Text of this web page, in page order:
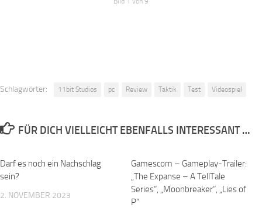
Schlagwörter: 11bit Studios pc Review Taktik Test Videospiel
FÜR DICH VIELLEICHT EBENFALLS INTERESSANT …
Darf es noch ein Nachschlag
sein?
2. NOVEMBER 2023
Gamescom – Gameplay-Trailer:
„The Expanse – A TellTale
Series“, „Moonbreaker“, „Lies of
P“